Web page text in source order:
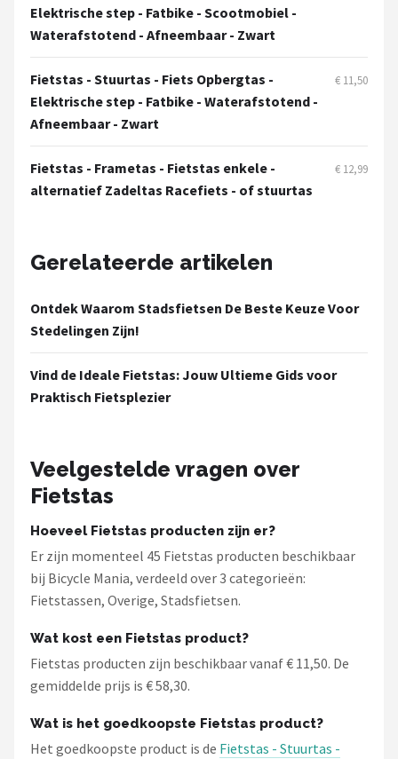
Alle merken →
Elektrische step - Fatbike - Scootmobiel -
Waterafstotend - Afneembaar - Zwart
Fietstas - Stuurtas - Fiets Opbergtas -
Elektrische step - Fatbike - Waterafstotend -
Afneembaar - Zwart
€ 11,50
Fietstas - Frametas - Fietstas enkele -
alternatief Zadeltas Racefiets - of stuurtas
€ 12,99
Gerelateerde artikelen
Ontdek Waarom Stadsfietsen De Beste Keuze Voor
Stedelingen Zijn!
Vind de Ideale Fietstas: Jouw Ultieme Gids voor
Praktisch Fietsplezier
Veelgestelde vragen over
Fietstas
Hoeveel Fietstas producten zijn er?
Er zijn momenteel 45 Fietstas producten beschikbaar
bij Bicycle Mania, verdeeld over 3 categorieën:
Fietstassen, Overige, Stadsfietsen.
Wat kost een Fietstas product?
Fietstas producten zijn beschikbaar vanaf € 11,50. De
gemiddelde prijs is € 58,30.
Wat is het goedkoopste Fietstas product?
Het goedkoopste product is de Fietstas - Stuurtas -